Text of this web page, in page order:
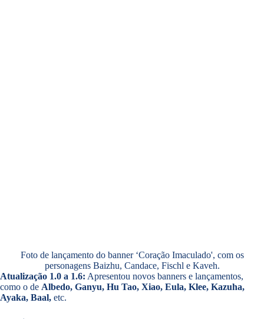
Foto de lançamento do banner ‘Coração Imaculado', com os
personagens Baizhu, Candace, Fischl e Kaveh.
Atualização 1.0 a 1.6: Apresentou novos banners e lançamentos,
como o de Albedo, Ganyu, Hu Tao, Xiao, Eula, Klee, Kazuha,
Ayaka, Baal, etc.